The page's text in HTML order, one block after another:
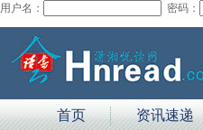
用户名： 密码：
首页 资讯速递